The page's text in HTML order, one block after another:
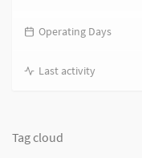
Operating Days
Last activity
Tag cloud